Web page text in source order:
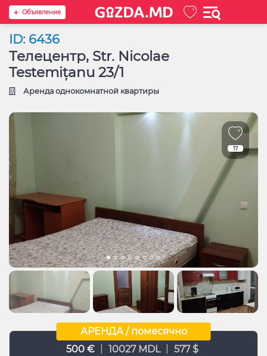
Oбъявление
ID: 6436
Телецентр, Str. Nicolae
Testemițanu 23/1
Аренда однокомнатной квартиры
17
АРЕНДА / помесячно
500 €
10027 MDL 577 $